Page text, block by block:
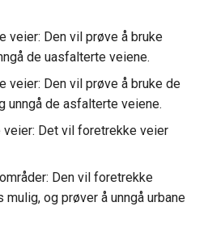
veier: Den vil prøve å bruke
de uasfalterte veiene.
veier: Den vil prøve å bruke de
unngå de asfalterte veiene.
Det vil foretrekke veier
Den vil foretrekke
og prøver å unngå urbane